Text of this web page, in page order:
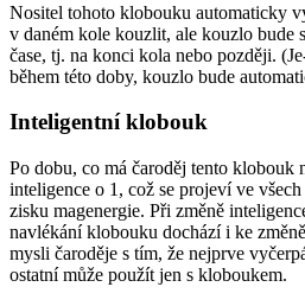
Nositel tohoto klobouku automaticky
v daném kole kouzlit, ale kouzlo bude
čase, tj. na konci kola nebo později.
během této doby, kouzlo bude
Inteligentní klobouk
Po dobu, co má čaroděj tento klobouk
inteligence o 1, což se projeví ve
zisku magenergie. Při změně
navlékání klobouku dochází i ke
mysli čaroděje s tím, že nejprve
ostatní může použít jen s kloboukem.